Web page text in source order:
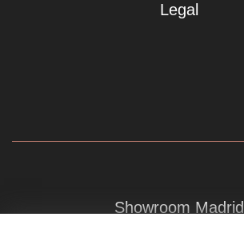
Legal
Showroom Madrid